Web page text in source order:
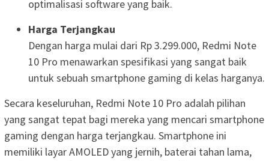
optimalisasi software yang baik.
Harga Terjangkau
Dengan harga mulai dari Rp 3.299.000, Redmi Note
10 Pro menawarkan spesifikasi yang sangat baik
untuk sebuah smartphone gaming di kelas harganya.
Secara keseluruhan, Redmi Note 10 Pro adalah pilihan
yang sangat tepat bagi mereka yang mencari smartphone
gaming dengan harga terjangkau. Smartphone ini
memiliki layar AMOLED yang jernih, baterai tahan lama,